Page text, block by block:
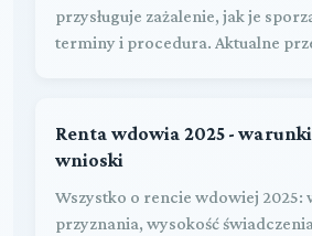
przysługuje zażalenie, jak je
terminy i procedura. Aktualne
Renta wdowia 2025 -
wnioski
Wszystko o rencie wdowiej 2025:
przyznania, wysokość